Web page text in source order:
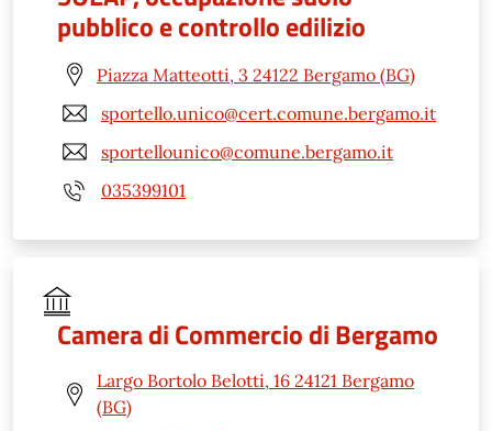
pubblico e controllo edilizio
Piazza Matteotti, 3 24122 Bergamo (BG)
sportello.unico@cert.comune.bergamo.it
sportellounico@comune.bergamo.it
035399101
Camera di Commercio di Bergamo
Largo Bortolo Belotti, 16 24121 Bergamo
(BG)